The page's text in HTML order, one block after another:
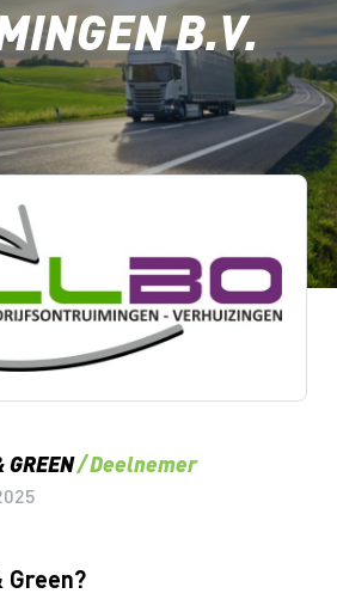
B.V.
GREEN Deelnemer
Green?